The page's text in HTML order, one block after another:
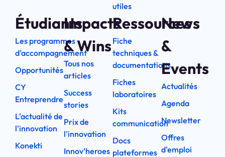
utiles
Étudiants
Les programmes
d'accompagnement
Opportunités
CY
Entreprendre
L'actualité de
l'innovation
Konekti
Impacts
& Wins
Tous nos
articles
Success
stories
Prix de
l'innovation
Innov’heroes
Ressources
Fiche
techniques &
documentations
Fiches
laboratoires
Kits
communication
Docs
plateformes
News
&
Events
Actualités
Agenda
Newsletter
Offres
d'emploi